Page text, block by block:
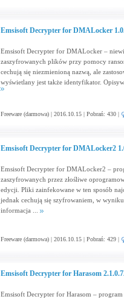
Emsisoft Decrypter for DMALocker
Emsisoft Decrypter for DMALocker –
zaszyfrowanych plików przy pomocy
cechują się niezmienioną nazwą, ale
wyświetlany jest także identyfikator.
Freeware (darmowa) | 2016.10.15 | Pobrań: 430 |
Emsisoft Decrypter for DMALocker2
Emsisoft Decrypter for DMALocker2 –
zaszyfrowanych przez złośliwe
edycji. Pliki zainfekowane w ten sposób
jednak cechują się szyfrowaniem, w
informacja ...
Freeware (darmowa) | 2016.10.15 | Pobrań: 429 |
Emsisoft Decrypter for Harasom
Emsisoft Decrypter for Harasom –